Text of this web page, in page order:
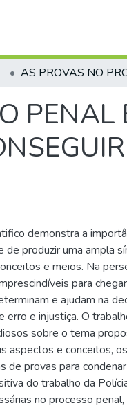
demonstra a
de produzir uma ampla
e meios. Na
para
e ajudam na
erro e injustiça. O
sobre o tema
aspectos e conceitos,
de provas para
do trabalho da
no processo